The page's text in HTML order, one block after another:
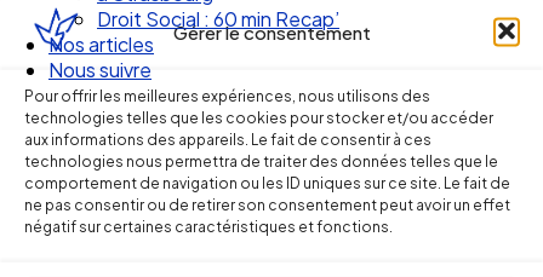
Gérer le consentement
Pour offrir les meilleures expériences, nous utilisons des
technologies telles que les cookies pour stocker et/ou accéder
aux informations des appareils. Le fait de consentir à ces
technologies nous permettra de traiter des données telles que le
comportement de navigation ou les ID uniques sur ce site. Le fait de
ne pas consentir ou de retirer son consentement peut avoir un effet
négatif sur certaines caractéristiques et fonctions.
Droit Social : 60 min Recap’
Nos articles
Nous suivre
formation
Ellipse Avocats